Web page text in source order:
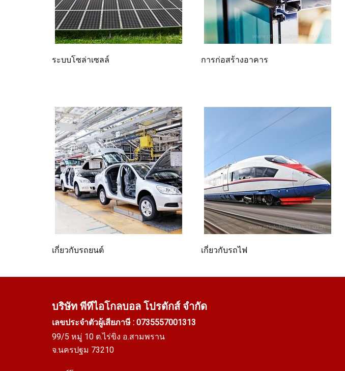
ระบบโซล่าเซลล์ การก่อสร้างอาคาร
เกี่ยวกับรถยนต์ เกี่ยวกับรถไฟ
บริษัท พีทีไอโกลบอล โปรดักส์ จำกัด
เลขประจำตัวผู้เสียภาษี : 0735557001313
99/5 หมู่ 10 ต.ไร่ขิง อ.สามพราน
จ.นครปฐม 73210